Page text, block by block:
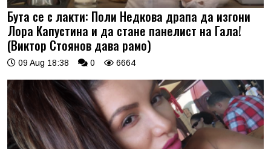
Бута се с лакти: Поли Недкова драпа да изгони
Лора Капустина и да стане панелист на Гала!
(Виктор Стоянов дава рамо)
09 Aug 18:38 0 6664